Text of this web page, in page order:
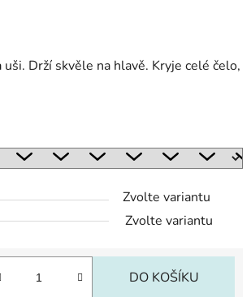
uši. Drží skvěle na hlavě. Kryje celé čelo,
Zvolte variantu
Zvolte variantu
DO KOŠÍKU